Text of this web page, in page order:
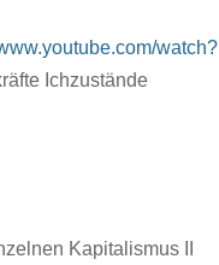
watch?
Ichzustände
Kapitalismus II